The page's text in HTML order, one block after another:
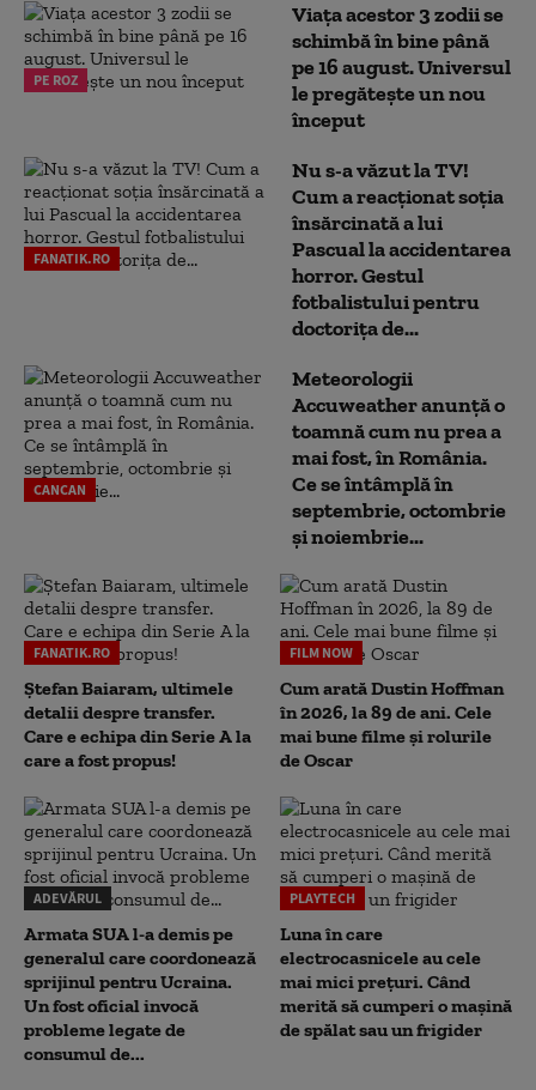
PE ROZ
Viața acestor 3 zodii se
schimbă în bine până
pe 16 august. Universul
le pregătește un nou
început
FANATIK.RO
Nu s-a văzut la TV!
Cum a reacţionat soţia
însărcinată a lui
Pascual la accidentarea
horror. Gestul
fotbalistului pentru
doctoriţa de...
CANCAN
Meteorologii
Accuweather anunță o
toamnă cum nu prea a
mai fost, în România.
Ce se întâmplă în
septembrie, octombrie
și noiembrie...
FANATIK.RO
Ștefan Baiaram, ultimele
detalii despre transfer.
Care e echipa din Serie A la
care a fost propus!
FILM NOW
Cum arată Dustin Hoffman
în 2026, la 89 de ani. Cele
mai bune filme și rolurile
de Oscar
ADEVĂRUL
Armata SUA l-a demis pe
generalul care coordonează
sprijinul pentru Ucraina.
Un fost oficial invocă
probleme legate de
consumul de...
PLAYTECH
Luna în care
electrocasnicele au cele
mai mici prețuri. Când
merită să cumperi o mașină
de spălat sau un frigider